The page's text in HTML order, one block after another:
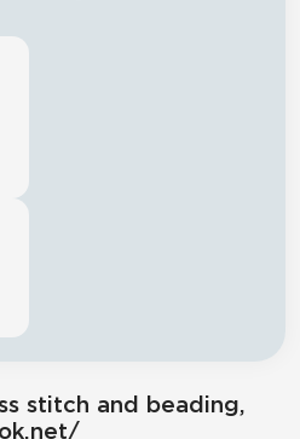
stitch and beading,